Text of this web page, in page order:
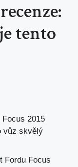
tento
Focus 2015
vůz skvělý
Fordu Focus